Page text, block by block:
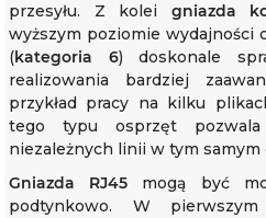
przesyłu. Z kolei gniazda
wyższym poziomie wydajności
(kategoria 6) doskonale
realizowania bardziej
przykład pracy na kilku
tego typu osprzęt
niezależnych linii w tym samym
Gniazda RJ45 mogą być
podtynkowo. W